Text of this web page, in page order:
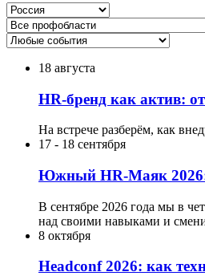
18 августа
HR-бренд как актив:
На встрече разберём, как
17 - 18 сентября
Южный HR-Маяк 2026:
В сентябре 2026 года мы в
над своими навыками и
8 октября
Headсonf 2026: как